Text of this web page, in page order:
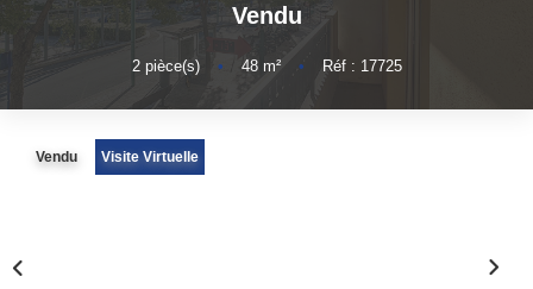
LOUER
NOTRE AGENCE
Vendu
2pièce(s) • 48m² • Réf : 17725
Vendu Visite Virtuelle